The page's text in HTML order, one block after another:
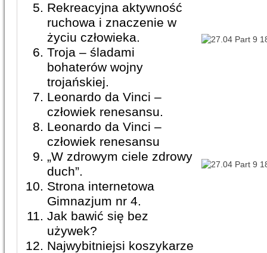
Rekreacyjna aktywność
ruchowa i znaczenie w
życiu człowieka.
Troja – śladami
bohaterów wojny
trojańskiej.
Leonardo da Vinci –
człowiek renesansu.
Leonardo da Vinci –
człowiek renesansu
„W zdrowym ciele zdrowy
duch”.
Strona internetowa
Gimnazjum nr 4.
Jak bawić się bez
używek?
Najwybitniejsi koszykarze